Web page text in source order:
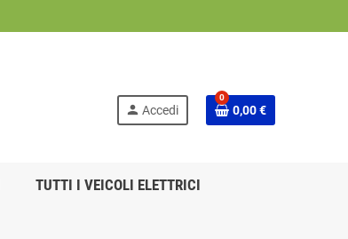
person Accedi
0
0,00 €
TUTTI I VEICOLI ELETTRICI